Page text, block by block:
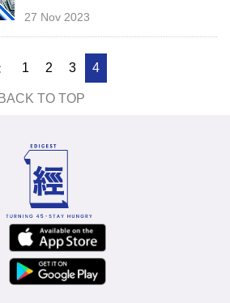
27 Nov 2023
1 2 3 4
BACK TO TOP